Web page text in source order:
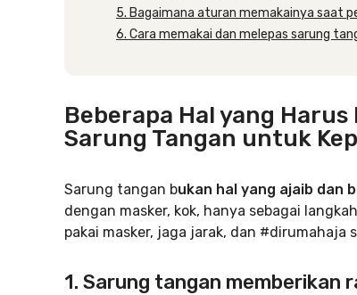
5. Bagaimana aturan memakainya saat
6. Cara memakai dan melepas sarung
Beberapa Hal yang
Sarung Tangan untuk
Sarung tangan bukan hal yang ajaib dan
dengan masker, kok, hanya sebagai
pakai masker, jaga jarak, dan #dirumahaja
1. Sarung tangan memberikan